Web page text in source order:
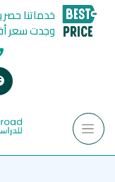
خدماتنا
وجدت سعر